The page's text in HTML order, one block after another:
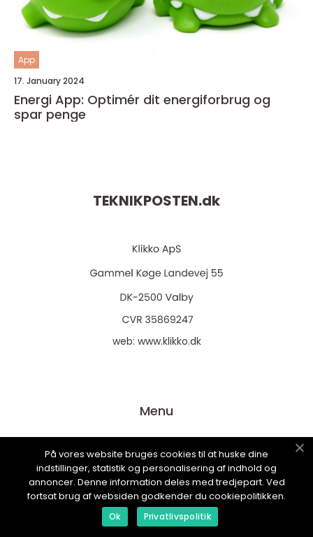
App
17. January 2024
Energi App: Optimér dit energiforbrug og
spar penge
TEKNIKPOSTEN.dk
web: www.klikko.dk
Menu
Annoncering
Om os
Cookies
Kontakt os
På vores website bruges cookies til at huske dine
indstillinger, statistik og personalisering af indhold og
annoncer. Denne information deles med tredjepart. Ved
fortsat brug af websiden godkender du cookiepolitikken.
Ok Privatlivspolitik